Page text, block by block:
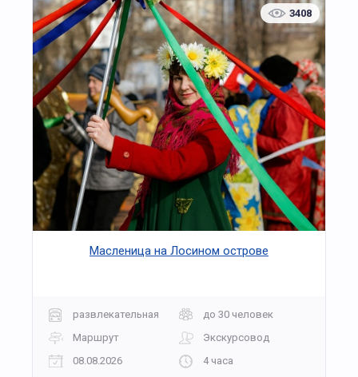
3408
Масленица на Лосином острове
развлекательная
до 30 человек
Маршрут
Экскурсовод
08.08.2026
4 часа